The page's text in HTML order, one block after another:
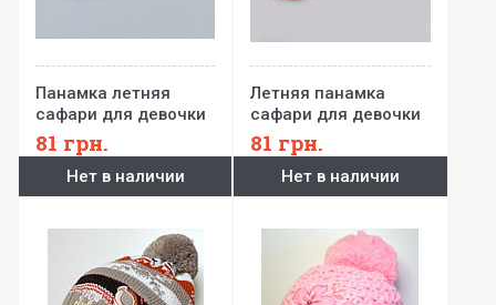
Панамка летняя
сафари для девочки
81 грн.
Нет в наличии
Летняя панамка
сафари для девочки
81 грн.
Нет в наличии